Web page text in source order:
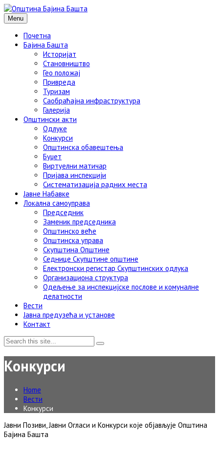
Menu
Почетна
Бајина Башта
Историјат
Становништво
Гео положај
Привреда
Туризам
Саобраћајна инфраструктура
Галерија
Општински акти
Одлуке
Конкурси
Општинска обавештења
Буџет
Виртуелни матичар
Пријава инспекцији
Систематизација радних места
Јавне Набавке
Локална самоуправа
Председник
Заменик председника
Општинско веће
Општинска управа
Скупштина Општине
Седнице Скупштине општине
Електронски регистар Скупштинских одлука
Организациона структура
Одељење за инспекцијске послове и комуналне
делатности
Вести
Јавна предузећа и установе
Контакт
Конкурси
Home
Вести
Конкурси
Јавни Позиви, Јавни Огласи и Конкурси које објављује Општина
Бајина Башта